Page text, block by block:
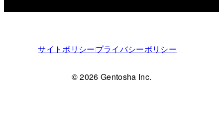
サイトポリシープライバシーポリシー
© 2026 Gentosha Inc.